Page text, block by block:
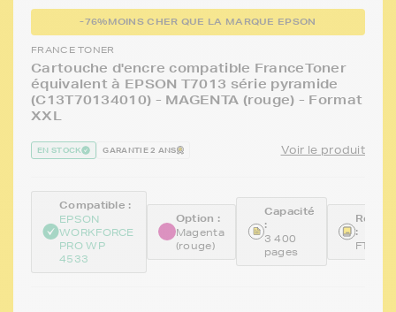
-76%MOINS CHER QUE LA MARQUE EPSON
FRANCE TONER
Cartouche d'encre compatible FranceToner
équivalent à EPSON T7013 série pyramide
(C13T70134010) - MAGENTA (rouge) - Format
XXL
EN STOCK GARANTIE 2 ANS Voir le produit
Compatible :
EPSON
WORKFORCE
PRO WP
4533
Option :
Magenta
(rouge)
Capacité
:
3 400
pages
: